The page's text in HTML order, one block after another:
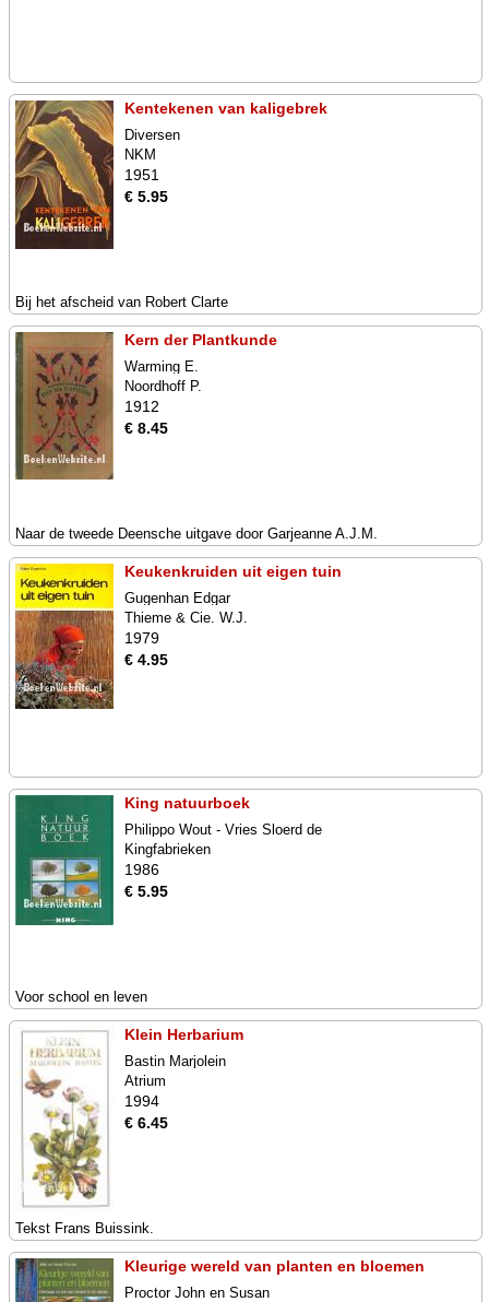
Kentekenen van kaligebrek
Diversen
NKM
1951
€ 5.95
Bij het afscheid van Robert Clarte
Kern der Plantkunde
Warming E.
Noordhoff P.
1912
€ 8.45
Naar de tweede Deensche uitgave door Garjeanne A.J.M.
Keukenkruiden uit eigen tuin
Gugenhan Edgar
Thieme & Cie. W.J.
1979
€ 4.95
King natuurboek
Philippo Wout - Vries Sloerd de
Kingfabrieken
1986
€ 5.95
Voor school en leven
Klein Herbarium
Bastin Marjolein
Atrium
1994
€ 6.45
Tekst Frans Buissink.
Kleurige wereld van planten en bloemen
Proctor John en Susan